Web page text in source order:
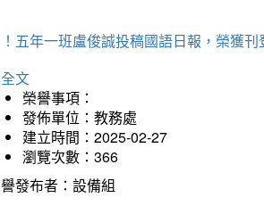
五年一班盧俊誠投稿國語日報，榮獲刊
文
榮譽事項：
發佈單位：教務處
建立時間：2025-02-27
瀏覽次數：366
發布者：設備組